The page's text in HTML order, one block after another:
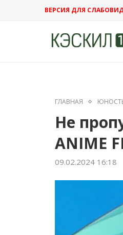
ВЕРСИЯ ДЛЯ
ГЛАВНАЯ
Не
ANIME
09.02.2024 16:18